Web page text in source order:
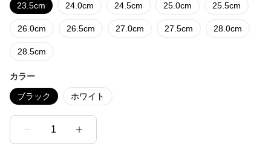
23.5cm 24.0cm 24.5cm 25.0cm 25.5cm
26.0cm 26.5cm 27.0cm 27.5cm 28.0cm
28.5cm
カラー
ブラック ホワイト
1